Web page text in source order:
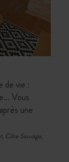
de vie :
Vous
une
Côte Sauvage,